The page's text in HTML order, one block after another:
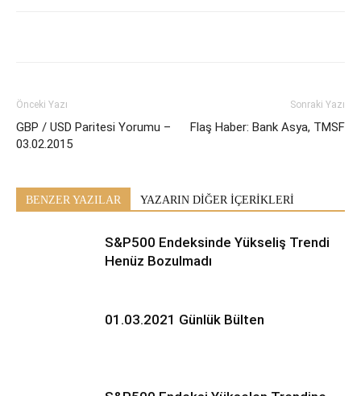
Önceki Yazı
GBP / USD Paritesi Yorumu –
03.02.2015
Sonraki Yazı
Flaş Haber: Bank Asya, TMSF
BENZER YAZILAR YAZARIN DİĞER İÇERİKLERİ
S&P500 Endeksinde Yükseliş Trendi
Henüz Bozulmadı
01.03.2021 Günlük Bülten